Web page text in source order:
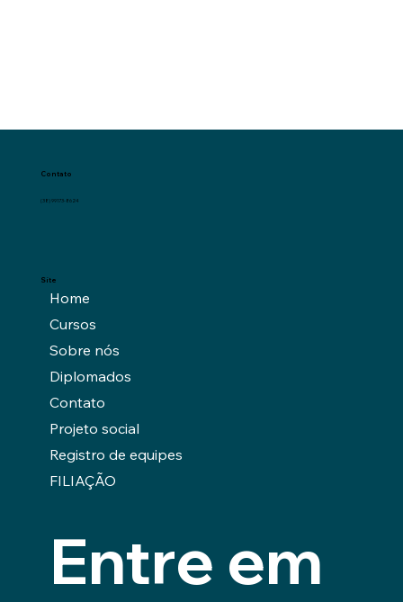
Contato
(38) 99173-8624
Site
Home
Cursos
Sobre nós
Diplomados
Contato
Projeto social
Registro de equipes
FILIAÇÃO
Entre em